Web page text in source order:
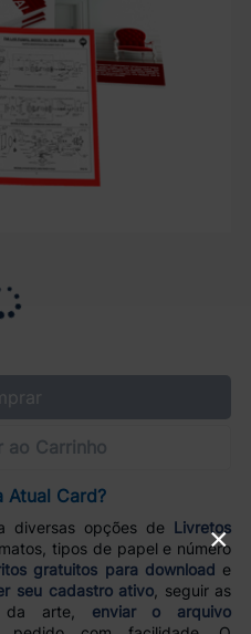
ao Carrinho
Atual Card?
diversas opções de Livretos
tipos de papel e número
gratuitos para download e
seu cadastro ativo , seguir as
da arte, enviar o arquivo
×